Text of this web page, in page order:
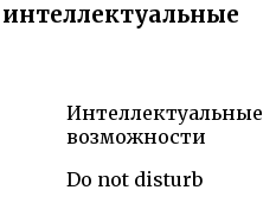
Интеллектуальные
возможности
Do not disturb